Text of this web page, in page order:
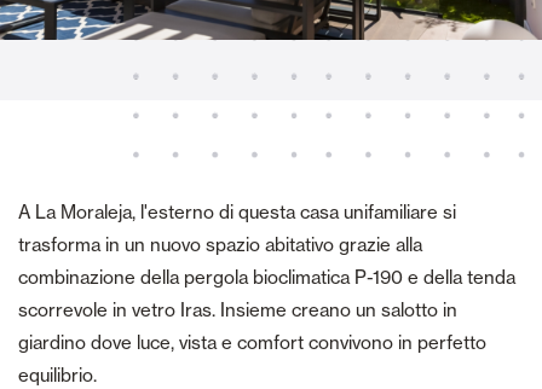
A La Moraleja, l'esterno di questa casa unifamiliare si
trasforma in un nuovo spazio abitativo grazie alla
combinazione della pergola bioclimatica P-190 e della tenda
scorrevole in vetro Iras. Insieme creano un salotto in
giardino dove luce, vista e comfort convivono in perfetto
equilibrio.